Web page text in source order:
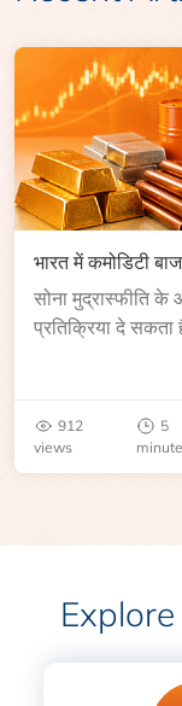
भारत में कमोडिटी
सोना मुद्रास्फीति
प्रतिक्रिया दे
912
views
5